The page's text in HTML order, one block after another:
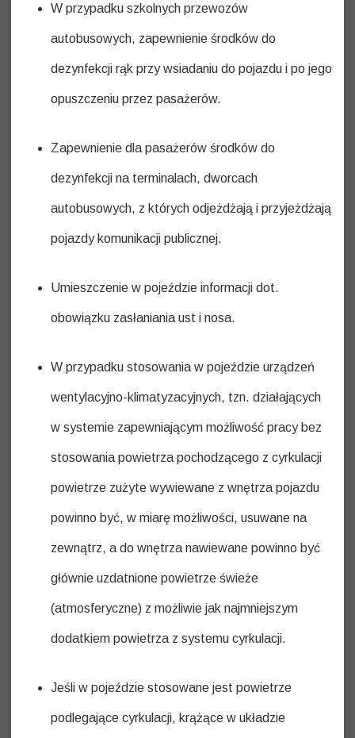
W przypadku szkolnych przewozów
autobusowych, zapewnienie środków do
dezynfekcji rąk przy wsiadaniu do pojazdu i po jego
opuszczeniu przez pasażerów.
Zapewnienie dla pasażerów środków do
dezynfekcji na terminalach, dworcach
autobusowych, z których odjeżdżają i przyjeżdżają
pojazdy komunikacji publicznej.
Umieszczenie w pojeździe informacji dot.
obowiązku zasłaniania ust i nosa.
W przypadku stosowania w pojeździe urządzeń
wentylacyjno-klimatyzacyjnych, tzn. działających
w systemie zapewniającym możliwość pracy bez
stosowania powietrza pochodzącego z cyrkulacji
powietrze zużyte wywiewane z wnętrza pojazdu
powinno być, w miarę możliwości, usuwane na
zewnątrz, a do wnętrza nawiewane powinno być
głównie uzdatnione powietrze świeże
(atmosferyczne) z możliwie jak najmniejszym
dodatkiem powietrza z systemu cyrkulacji.
Jeśli w pojeździe stosowane jest powietrze
podlegające cyrkulacji, krążące w układzie